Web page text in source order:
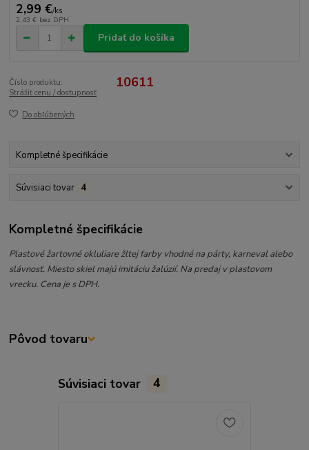
2,99 €/ks
2,43 € bez DPH
Pridať do košíka
Číslo produktu: 10611
Strážiť cenu / dostupnosť
Do obľúbených
Kompletné špecifikácie
Súvisiaci tovar 4
Kompletné špecifikácie
Plastové žartovné okluliare žltej farby vhodné na párty, karneval alebo
slávnosť. Miesto skiel majú imitáciu žalúzií. Na predaj v plastovom
vrecku. Cena je s DPH.
Pôvod tovaru
Súvisiaci tovar 4